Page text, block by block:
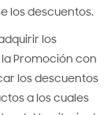
los descuentos.
los
Promoción con
los descuentos
a los cuales